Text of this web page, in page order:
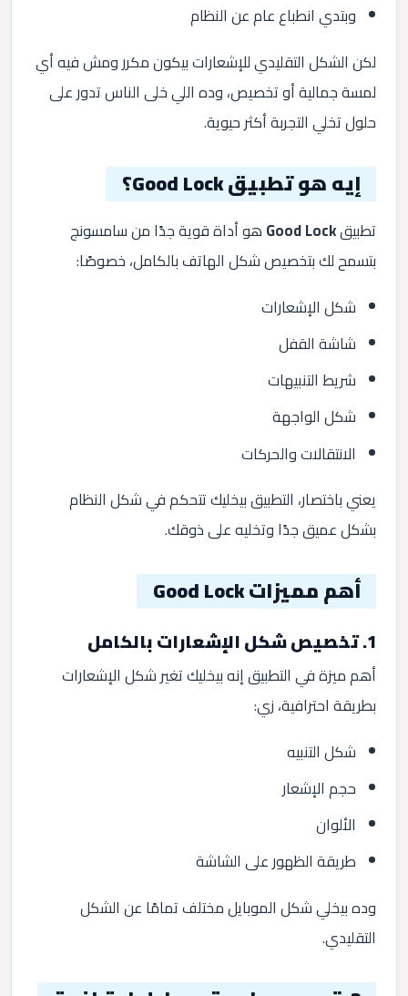
وبتدي انطباع عام عن النظام
لكن الشكل التقليدي للإشعارات بيكون مكرر ومش فيه أي
لمسة جمالية أو تخصيص، وده اللي خلى الناس تدور على
حلول تخلي التجربة أكثر حيوية.
إيه هو تطبيق Good Lock؟
تطبيقGood Lock هو أداة قوية جدًا من سامسونج
بتسمح لك بتخصيص شكل الهاتف بالكامل، خصوصًا:
شكل الإشعارات
شاشة القفل
شريط التنبيهات
شكل الواجهة
الانتقالات والحركات
يعني باختصار، التطبيق بيخليك تتحكم في شكل النظام
بشكل عميق جدًا وتخليه على ذوقك.
أهم مميزات Good Lock
1. تخصيص شكل الإشعارات بالكامل
أهم ميزة في التطبيق إنه بيخليك تغير شكل الإشعارات
بطريقة احترافية، زي:
شكل التنبيه
حجم الإشعار
الألوان
طريقة الظهور على الشاشة
وده بيخلي شكل الموبايل مختلف تمامًا عن الشكل
التقليدي.